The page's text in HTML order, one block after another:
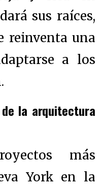
sus raíces,
reinventa una
a los
la arquitectura
más
York en la